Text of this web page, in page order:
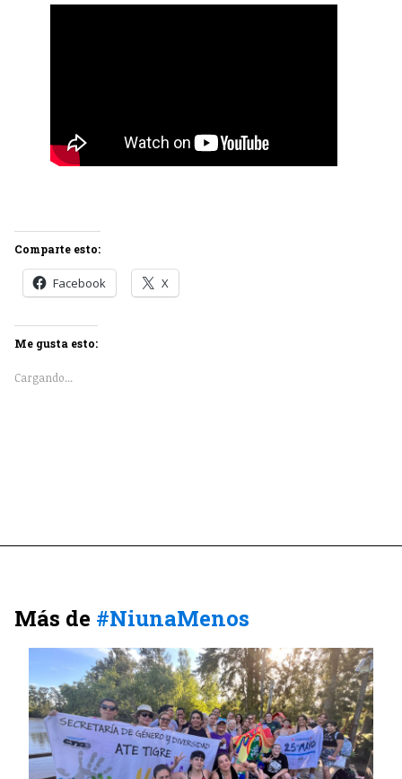
Comparte esto:
Facebook X
Me gusta esto:
Cargando...
Más de #NiunaMenos